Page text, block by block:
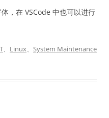
，在 VSCode 中也可以进行
、 Linux、 System Maintenance